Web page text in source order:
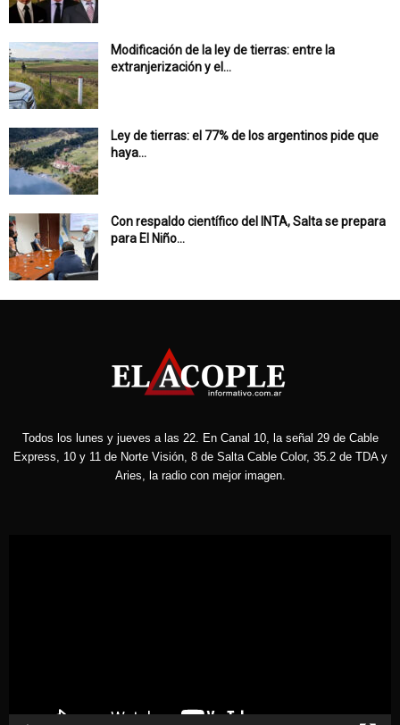
Modificación de la ley de tierras: entre la
extranjerización y el...
Ley de tierras: el 77% de los argentinos pide que
haya...
Con respaldo científico del INTA, Salta se prepara
para El Niño...
Todos los lunes y jueves a las 22. En Canal 10, la señal 29 de Cable
Express, 10 y 11 de Norte Visión, 8 de Salta Cable Color, 35.2 de TDA y
Aries, la radio con mejor imagen.